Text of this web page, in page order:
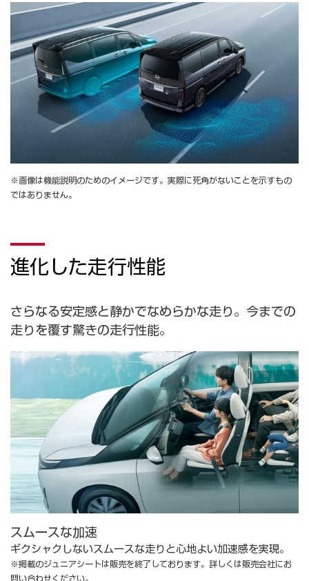
※画像は機能説明のためのイメージです。実際に死角がないことを示すもの
ではありません。
進化した走行性能
さらなる安定感と静かでなめらかな走り。今までの
走りを覆す驚きの走行性能。
スムースな加速
ギクシャクしないスムースな走りと心地よい加速感を実現。
※掲載のジュニアシートは販売を終了しております。詳しくは販売会社にお
問い合わせください。